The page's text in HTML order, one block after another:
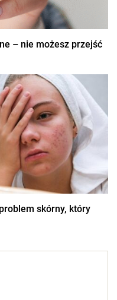
– nie możesz przejść
skórny, który